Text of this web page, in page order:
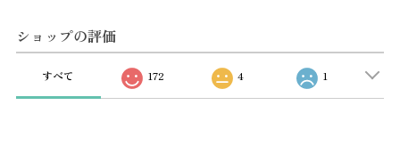
ショップの評価
すべて 172 4 1